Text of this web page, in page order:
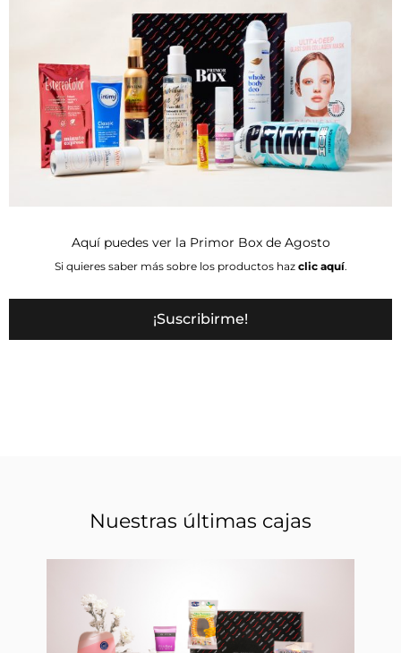
efectuaremos el cobro automáticamente el día 2
recibirás tu caja entre el día 10 y el 15. *En los
a Canarias el plazo se puede demorar hasta 10
más.
Haz clic aquí
Aquí puedes ver la Primor Box de Agosto
Si quieres saber más sobre los productos haz clic aquí.
¡Suscribirme!
Nuestras últimas cajas